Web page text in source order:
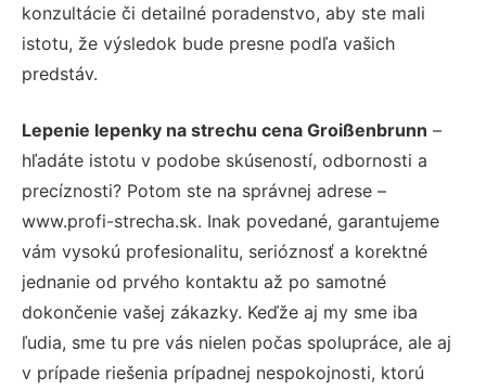
konzultácie či detailné poradenstvo, aby ste mali
istotu, že výsledok bude presne podľa vašich
predstáv.
Lepenie lepenky na strechu cena Groißenbrunn –
hľadáte istotu v podobe skúseností, odbornosti a
precíznosti? Potom ste na správnej adrese –
www.profi-strecha.sk. Inak povedané, garantujeme
vám vysokú profesionalitu, serióznosť a korektné
jednanie od prvého kontaktu až po samotné
dokončenie vašej zákazky. Keďže aj my sme iba
ľudia, sme tu pre vás nielen počas spolupráce, ale aj
v prípade riešenia prípadnej nespokojnosti, ktorú